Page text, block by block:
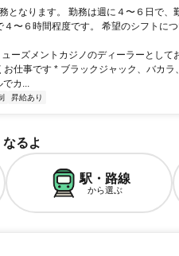
となります。 勤務は週に４〜６日で、
〜６時間程度です。 希望のシフトに
ーズメントカジノのディーラーとして
仕事です * ブラックジャック、バカラ
でカ...
昇給あり
るよ
駅・路線
から選ぶ